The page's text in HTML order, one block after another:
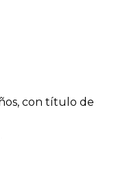
con título de